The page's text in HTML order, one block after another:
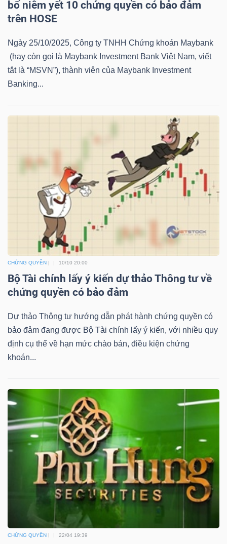
bố niêm yết 10 chứng quyền có bảo đảm
trên HOSE
Ngày 25/10/2025, Công ty TNHH Chứng khoán Maybank
(hay còn gọi là Maybank Investment Bank Việt Nam, viết
tắt là “MSVN”), thành viên của Maybank Investment
Banking...
CHỨNG QUYỀN 10/10 20:00
Bộ Tài chính lấy ý kiến dự thảo Thông tư về
chứng quyền có bảo đảm
Dự thảo Thông tư hướng dẫn phát hành chứng quyền có
bảo đảm đang được Bộ Tài chính lấy ý kiến, với nhiều quy
định cụ thể về hạn mức chào bán, điều kiện chứng
khoán...
CHỨNG QUYỀN 22/04 19:39
YẾU
TIÊU
DÙNG
CHĂM
KHỎE
TÀI
CHÍNH
DỊCH
TRUYỀN